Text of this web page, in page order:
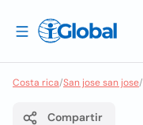
Costa rica/San jose san jose/
Compartir